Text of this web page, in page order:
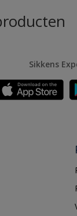
Sikkens